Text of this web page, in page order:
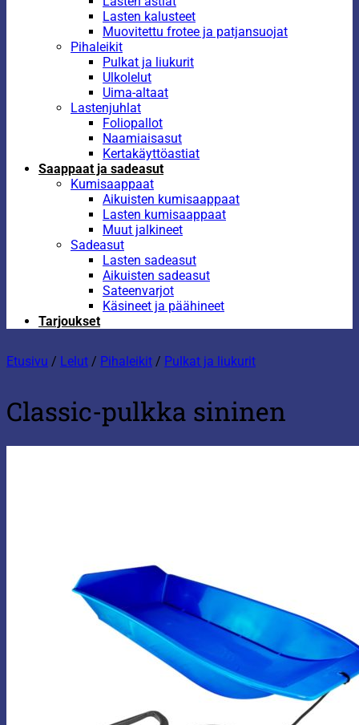
Lasten kalusteet
Muovitettu frotee ja patjansuojat
Pihaleikit
Pulkat ja liukurit
Ulkolelut
Uima-altaat
Lastenjuhlat
Foliopallot
Naamiaisasut
Kertakäyttöastiat
Saappaat ja sadeasut
Kumisaappaat
Aikuisten kumisaappaat
Lasten kumisaappaat
Muut jalkineet
Sadeasut
Lasten sadeasut
Aikuisten sadeasut
Sateenvarjot
Käsineet ja päähineet
Tarjoukset
Etusivu / Lelut / Pihaleikit / Pulkat ja liukurit
Classic-pulkka sininen